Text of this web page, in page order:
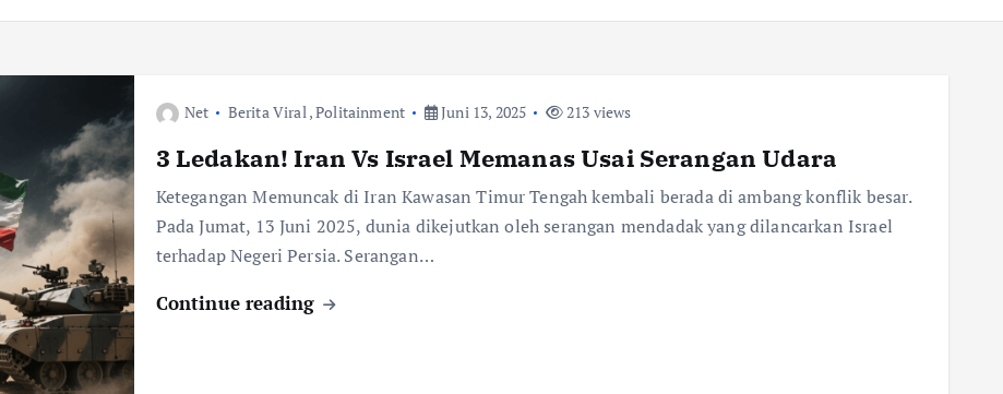
Net Berita Viral,Politainment Juni 13, 2025 213 views
3 Ledakan! Iran Vs Israel Memanas Usai Serangan Udara
Ketegangan Memuncak di Iran Kawasan Timur Tengah kembali berada di ambang konflik besar.
Pada Jumat, 13 Juni 2025, dunia dikejutkan oleh serangan mendadak yang dilancarkan Israel
terhadap Negeri Persia. Serangan…
Continue reading